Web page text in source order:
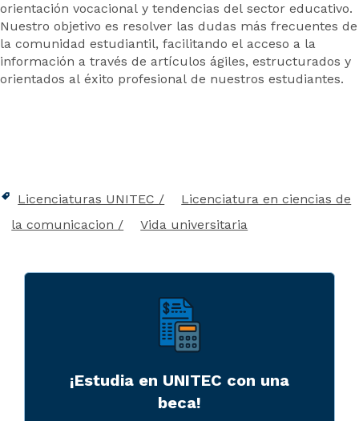
orientación vocacional y tendencias del sector educativo.
Nuestro objetivo es resolver las dudas más frecuentes de
la comunidad estudiantil, facilitando el acceso a la
información a través de artículos ágiles, estructurados y
orientados al éxito profesional de nuestros estudiantes.
Licenciaturas UNITEC
Licenciatura en ciencias de
la comunicacion
Vida universitaria
¡Estudia en UNITEC con una
beca!